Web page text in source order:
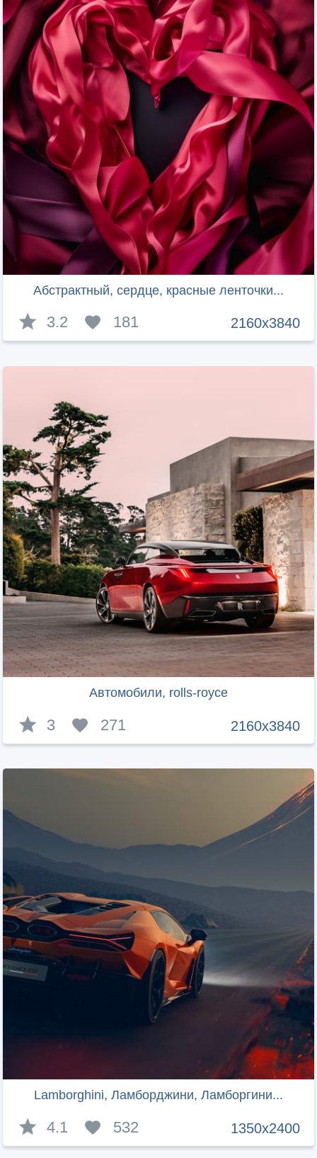
Абстрактный, сердце, красные ленточки...
2160x3840
3.2 181
Автомобили, rolls-royce
2160x3840
3 271
Lamborghini, Ламборджини, Ламборгини...
1350x2400
4.1 532